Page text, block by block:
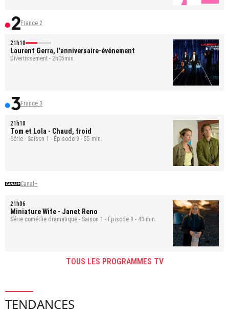
France 2
21h10
Laurent Gerra, l'anniversaire-événement
Divertissement - 2h05min.
France 3
21h10
Tom et Lola - Chaud, froid
Série - Saison 1 - Épisode 9 - 55 min.
Canal+
21h06
Miniature Wife - Janet Reno
Série comédie dramatique - Saison 1 - Épisode 9 - 43 min.
TOUS LES PROGRAMMES TV
TENDANCES